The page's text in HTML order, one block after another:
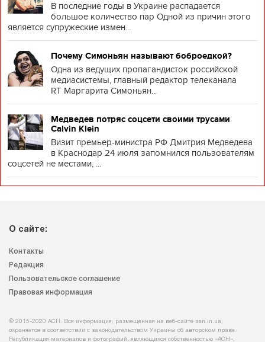
В последние годы в Украине распадается
большое количество пар Одной из причин этого
является супружеские измен...
Почему Симоньян называют боброедкой?
Одна из ведущих пропагандисток российской
медиасистемы, главный редактор телеканала
RT Маргарита Симоньян...
Медведев потряс соцсети своими трусами
Calvin Klein
Визит премьер-министра РФ Дмитрия Медведева
в Краснодар 24 июля запомнился пользователям
соцсетей не местами, ...
О сайте:
Контакты
Редакция
Пользовательское соглашение
Правовая информация
© 2015-2020 АСН. Вся информация, размещенная на веб-сайте asn.in.ua,
охраняется в соответствии с законодательством Украины об авторском праве.
Републикация материалов и фотографий, являющихся собственностью «АСН»,